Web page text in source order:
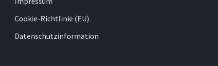
Cookie-Richtlinie (EU)
Datenschutzinformation